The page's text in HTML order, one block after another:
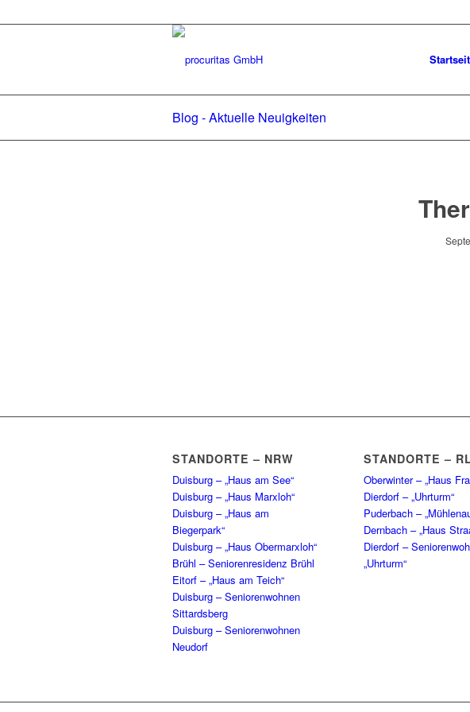
Blog - Aktuelle Neuigkeiten
STANDORTE – NRW
Duisburg – „Haus am See“
Duisburg – „Haus Marxloh“
Duisburg – „Haus am
Biegerpark“
Duisburg – „Haus Obermarxloh“
Brühl – Seniorenresidenz Brühl
Eitorf – „Haus am Teich“
Duisburg – Seniorenwohnen
Sittardsberg
Duisburg – Seniorenwohnen
Neudorf
STANDORTE –
Oberwinter – „Haus
Dierdorf – „Uhrturm“
Puderbach –
Dernbach – „Haus
Dierdorf –
„Uhrturm“